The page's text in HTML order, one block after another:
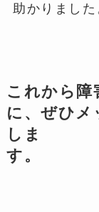
助かりま
これから障
に、ぜひメ
しま